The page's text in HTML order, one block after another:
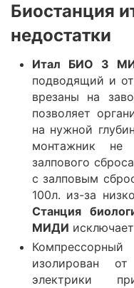
Биостанция
недостатки
Итал БИО 3
подводящий и
врезаны на
позволяет
на нужной
монтажник
залпового
с залповым
100л. из-за
Станция
МИДИ
изолирован
электрики